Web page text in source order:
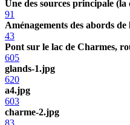
Une des sources principale (la
91
Aménagements des abords de
43
Pont sur le lac de Charmes,
605
glands-1.jpg
620
a4.jpg
603
charme-2.jpg
83